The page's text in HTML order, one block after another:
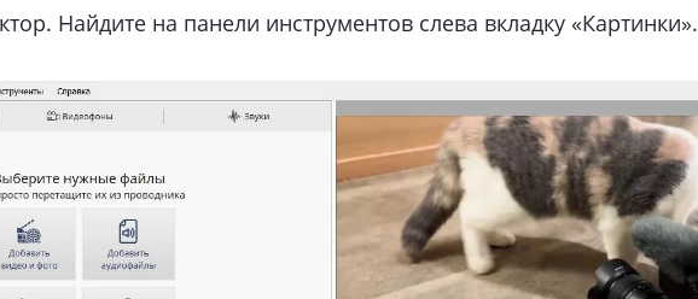
Найдите на панели инструментов слева вкладку «Картинки».